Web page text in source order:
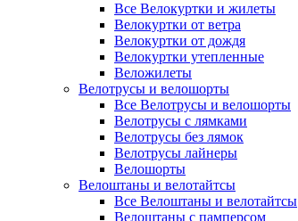
Все Велокуртки и жилеты
Велокуртки от ветра
Велокуртки от дождя
Велокуртки утепленные
Веложилеты
Велотрусы и велошорты
Все Велотрусы и велошорты
Велотрусы с лямками
Велотрусы без лямок
Велотрусы лайнеры
Велошорты
Велоштаны и велотайтсы
Все Велоштаны и велотайтсы
Велоштаны с памперсом